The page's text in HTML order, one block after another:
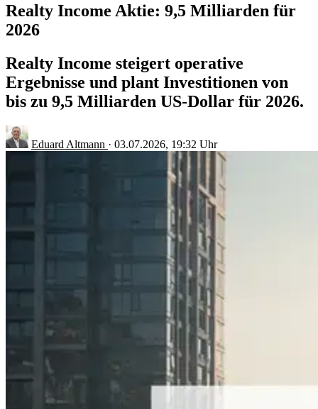
Realty Income Aktie: 9,5 Milliarden für
2026
Realty Income steigert operative
Ergebnisse und plant Investitionen von
bis zu 9,5 Milliarden US-Dollar für 2026.
Eduard Altmann · 03.07.2026, 19:32 Uhr